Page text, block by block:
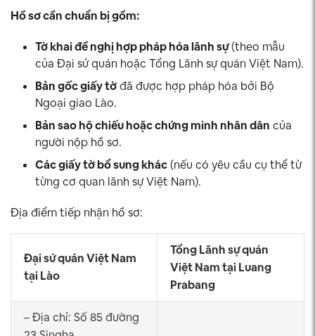
Hồ sơ cần chuẩn bị gồm:
Tờ khai đề nghị hợp pháp hóa lãnh sự(theo mẫu
của Đại sứ quán hoặc Tổng Lãnh sự quán Việt Nam).
Bản gốc giấy tờđã được hợp pháp hóa bởi Bộ
Ngoại giao Lào.
Bản sao hộ chiếu hoặc chứng minh nhân dân của
người nộp hồ sơ.
Các giấy tờ bổ sung khác(nếu có yêu cầu cụ thể từ
từng cơ quan lãnh sự Việt Nam).
Địa điểm tiếp nhận hồ sơ:
Đại sứ quán Việt Nam
tại Lào
Tổng Lãnh sự quán
Việt Nam tại Luang
Prabang
– Địa chỉ: Số 85 đường